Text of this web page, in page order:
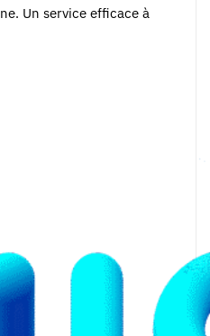
Un service efficace à